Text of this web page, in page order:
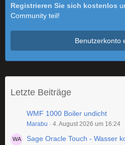
Registrieren Sie sich kostenlos
Community teil!
Benutzerkonto
Letzte Beiträge
WMF 1000 Boiler undicht
Marabu 4. August 2026 um 16:24
Sage Oracle Touch - Wasser